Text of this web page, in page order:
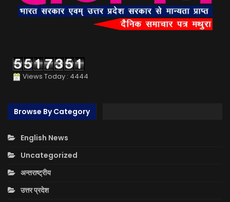
Views Today : 4444
Browse By Category
English News
Uncategorized
अन्तराष्ट्रीय
उत्तर प्रदेश